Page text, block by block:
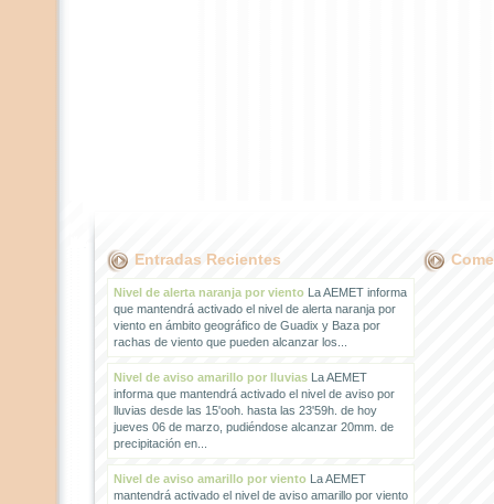
Entradas Recientes
Nivel de alerta naranja por vientoLa AEMET informa
que mantendrá activado el nivel de alerta naranja por
viento en ámbito geográfico de Guadix y Baza por
rachas de viento que pueden alcanzar los...
Nivel de aviso amarillo por lluviasLa AEMET
informa que mantendrá activado el nivel de aviso por
lluvias desde las 15'ooh. hasta las 23'59h. de hoy
jueves 06 de marzo, pudiéndose alcanzar 20mm. de
precipitación en...
Nivel de aviso amarillo por vientoLa AEMET
mantendrá activado el nivel de aviso amarillo por viento